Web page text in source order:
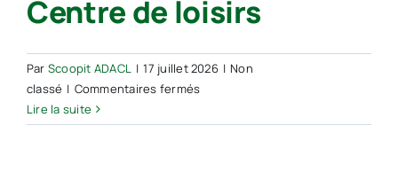
Centre de loisirs
Par Scoopit ADACL | 17 juillet 2026 | Non
classé | Commentaires ferméssur
municipal
Lire la suite